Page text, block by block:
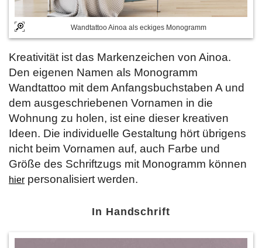
Wandtattoo Ainoa als eckiges Monogramm
Kreativität ist das Markenzeichen von Ainoa.
Den eigenen Namen als Monogramm
Wandtattoo mit dem Anfangsbuchstaben A und
dem ausgeschriebenen Vornamen in die
Wohnung zu holen, ist eine dieser kreativen
Ideen. Die individuelle Gestaltung hört übrigens
nicht beim Vornamen auf, auch Farbe und
Größe des Schriftzugs mit Monogramm können
hier personalisiert werden.
In Handschrift